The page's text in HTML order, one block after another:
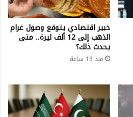
خبير اقتصادي يتوقع وصول غرام
الذهب إلى 12 ألف ليرة.. متى
يحدث ذلك؟
منذ 13 ساعة